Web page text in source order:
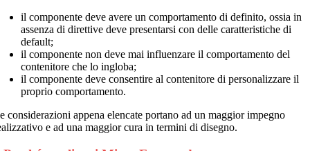
il componente deve avere un comportamento di definito, ossia in
assenza di direttive deve presentarsi con delle caratteristiche di
default;
il componente non deve mai influenzare il comportamento del
contenitore che lo ingloba;
il componente deve consentire al contenitore di personalizzare il
proprio comportamento.
considerazioni appena elencate portano ad un maggior impegno
e ad una maggior cura in termini di disegno.